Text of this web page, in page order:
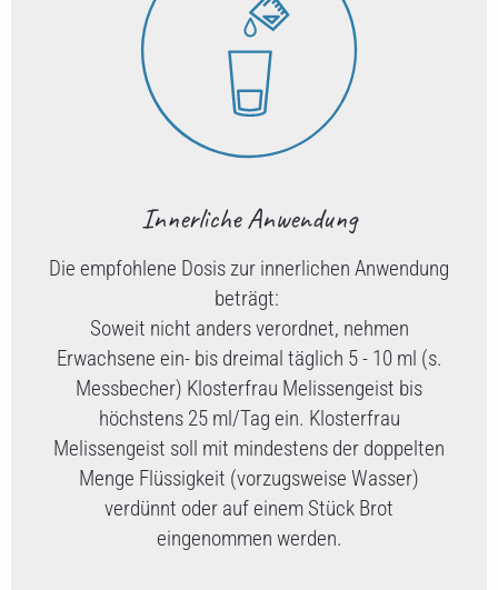
Innerliche Anwendung
Die empfohlene Dosis zur innerlichen Anwendung
beträgt:
Soweit nicht anders verordnet, nehmen
Erwachsene ein- bis dreimal täglich 5 - 10 ml (s.
Messbecher) Klosterfrau Melissengeist bis
höchstens 25 ml/Tag ein. Klosterfrau
Melissengeist soll mit mindestens der doppelten
Menge Flüssigkeit (vorzugsweise Wasser)
verdünnt oder auf einem Stück Brot
eingenommen werden.